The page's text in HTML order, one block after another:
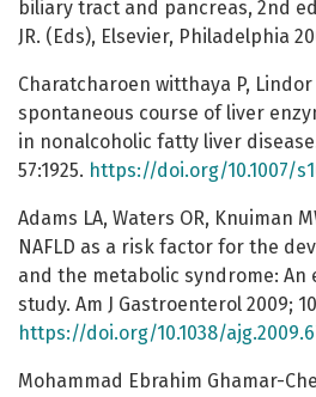
biliary tract and pancreas, 2nd
JR. (Eds), Elsevier, Philadelphia
Charatcharoen witthaya P, Lindor
spontaneous course of liver
in nonalcoholic fatty liver disease.
57:1925. https://doi.org/10.1007/
Adams LA, Waters OR, Knuiman
NAFLD as a risk factor for the
and the metabolic syndrome: An
study. Am J Gastroenterol 2009;
https://doi.org/10.1038/
Mohammad Ebrahim Ghamar-